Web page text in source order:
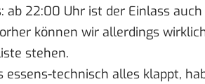
ab 22:00 Uhr ist der Einlass
können wir allerdings
stehen.
essens-technisch alles klappt,